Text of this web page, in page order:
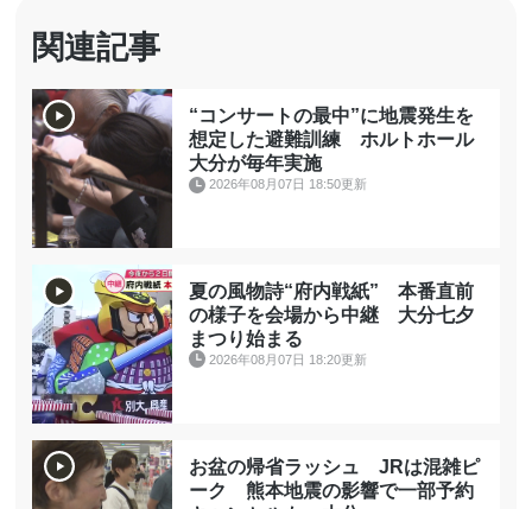
関連記事
“コンサートの最中”に地震発生を
想定した避難訓練 ホルトホール
大分が毎年実施
2026年08月07日 18:50更新
夏の風物詩“府内戦紙” 本番直前
の様子を会場から中継 大分七夕
まつり始まる
2026年08月07日 18:20更新
お盆の帰省ラッシュ JRは混雑ピ
ーク 熊本地震の影響で一部予約